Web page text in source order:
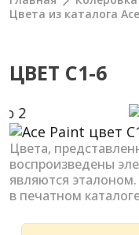
Цвета из каталога
ЦВЕТ C1-6
Цвета,
воспроизведены
являются
в печатном